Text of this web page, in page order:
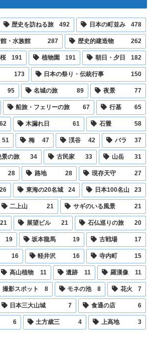
歴史を訪ねる旅 492 日本の町並み 478
・水族館 287 歴史的建造物 262
桜 191 植物園 191 朝日・夕日 182
173 日本の祭り・伝統行事 150
95 名城の旅 89 夜景 77
船旅・フェリーの旅 67 行基 65
62 木漏れ日 61 石畳 58
51 梅 47 渓谷 42 バラ 37
景の旅 34 古民家 33 山岳 31
28 路地 28 現存天守 27
26 東海の20名城 24 日本100名山 23
二上山 21 サギのいる風景 21
21 展望ビル 21 石仏巡りの旅 20
19 坂本龍馬 19 古戦場 17
16 軽井沢 16 寺内町 15
高山植物 11 遺跡 11 羅漢像 11
撮影スポット 8 モネの池 8 花火 7
日本三大山城 7 食通の店 6
6 土方歳三 4 上高地 3